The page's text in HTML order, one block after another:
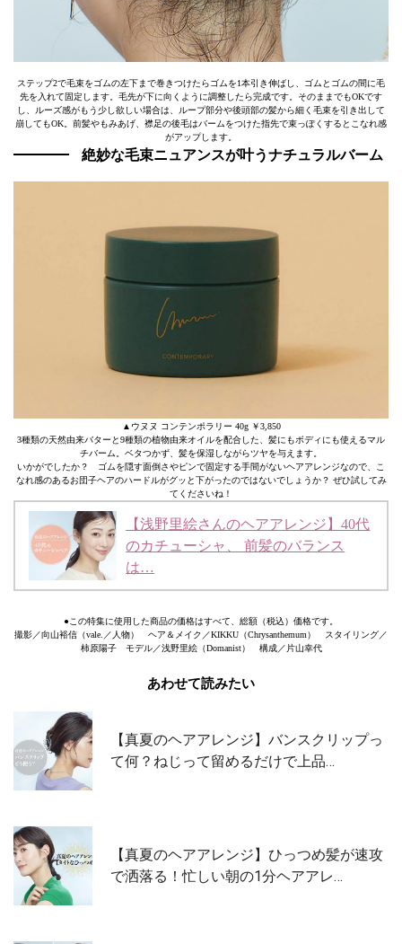
ステップ2で毛束をゴムの左下まで巻きつけたらゴムを1本引き伸ばし、ゴムとゴムの間に毛
先を入れて固定します。毛先が下に向くように調整したら完成です。そのままでもOKです
し、ルーズ感がもう少し欲しい場合は、ループ部分や後頭部の髪から細く毛束を引き出して
崩してもOK。前髪やもみあげ、襟足の後毛はバームをつけた指先で束っぽくするとこなれ感
がアップします。
絶妙な毛束ニュアンスが叶うナチュラルバーム
▲ウヌヌ コンテンポラリー 40g ￥3,850
3種類の天然由来バターと9種類の植物由来オイルを配合した、髪にもボディにも使えるマル
チバーム。ベタつかず、髪を保湿しながらツヤを与えます。
いかがでしたか？ ゴムを隠す面倒さやピンで固定する手間がないヘアアレンジなので、こ
なれ感のあるお団子ヘアのハードルがグッと下がったのではないでしょうか？ ぜひ試してみ
てくださいね！
【浅野里絵さんのヘアアレンジ】40代
のカチューシャ、 前髪のバランス
は…
●この特集に使用した商品の価格はすべて、総額（税込）価格です。
撮影／向山裕信（vale.／人物） ヘア＆メイク／KIKKU（Chrysanthemum） スタイリング／
柿原陽子 モデル／浅野里絵（Domanist） 構成／片山幸代
あわせて読みたい
【真夏のヘアアレンジ】バンスクリップっ
て何？ねじって留めるだけで上品…
【真夏のヘアアレンジ】ひっつめ髪が速攻
で洒落る！忙しい朝の1分ヘアアレ…